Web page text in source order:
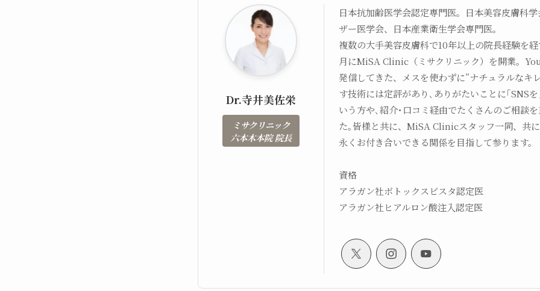
Dr.寺井美佐栄
ミサクリニック
六本木本院 院長
日本抗加齢医学会認定専門医。日本美容皮膚科
ザー医学会、日本産業衛生学会専門医。
複数の大手美容皮膚科で10年以上の院長経験を
月にMiSA Clinic（ミサクリニック）を開業。
発信してきた、メスを使わずに”ナチュラルなキ
す技術には定評があり､ありがたいことに｢SNS
いう方や､紹介･口コミ経由でたくさんのご相談
た｡皆様と共に、MiSA Clinicスタッフ一同、共
永くお付き合いできる関係を目指して参ります。
資格
アラガン社ボトックスビスタ認定医
アラガン社ヒアルロン酸注入認定医